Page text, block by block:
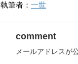
執筆者： 一世
comment
メールアドレスが